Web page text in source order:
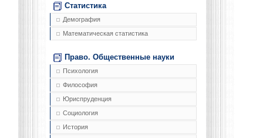
Статистика
Демография
Математическая статистика
Право. Общественные науки
Психология
Философия
Юриспруденция
Социология
История